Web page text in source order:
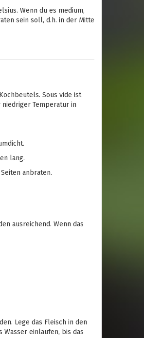
Wenn du es medium,
sein soll, d.h. in der Mitte
Sous vide ist
Temperatur in
lang.
anbraten.
ausreichend. Wenn das
Lege das Fleisch in den
einlaufen, bis das